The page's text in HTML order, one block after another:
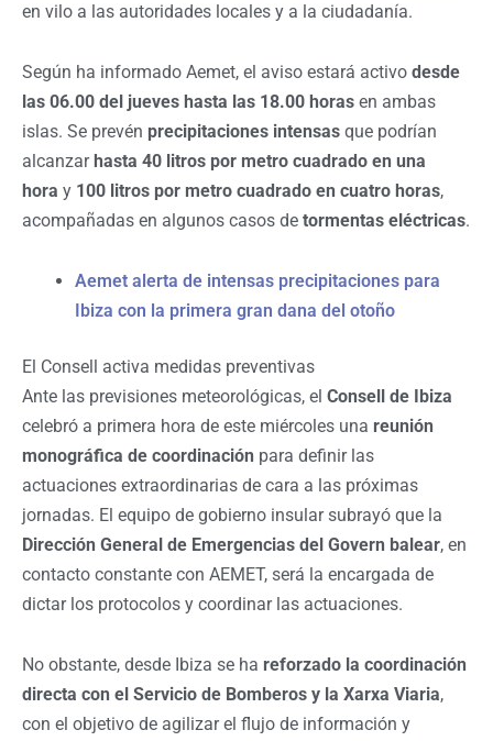
en vilo a las autoridades locales y a la ciudadanía.
Según ha informado Aemet, el aviso estará activo desde
las 06.00 del jueves hasta las 18.00 horas en ambas
islas. Se prevén precipitaciones intensas que podrían
alcanzar hasta 40 litros por metro cuadrado en una
hora y 100 litros por metro cuadrado en cuatro horas,
acompañadas en algunos casos de tormentas eléctricas.
Aemet alerta de intensas precipitaciones para
Ibiza con la primera gran dana del otoño
El Consell activa medidas preventivas
Ante las previsiones meteorológicas, el Consell de Ibiza
celebró a primera hora de este miércoles una reunión
monográfica de coordinación para definir las
actuaciones extraordinarias de cara a las próximas
jornadas. El equipo de gobierno insular subrayó que la
Dirección General de Emergencias del Govern balear, en
contacto constante con AEMET, será la encargada de
dictar los protocolos y coordinar las actuaciones.
No obstante, desde Ibiza se ha reforzado la coordinación
directa con el Servicio de Bomberos y la Xarxa Viaria,
con el objetivo de agilizar el flujo de información y